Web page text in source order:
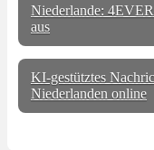
Niederlande:
aus
KI-gestütztes
Niederlanden online